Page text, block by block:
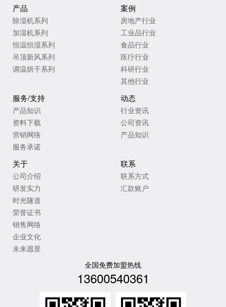
产品
除湿机系列
加湿机系列
恒温恒湿系列
吊顶新风系列
调温烘干系列
案例
房地产行业
工业品行业
食品行业
医疗行业
科研行业
其他行业
服务/支持
产品知识
资料下载
营销网络
服务承诺
动态
行业资讯
公司资讯
产品知识
关于
公司介绍
研发实力
时光隧道
荣誉证书
销售网络
企业文化
未来愿景
联系
联系方式
汇款账户
全国免费加盟热线
13600540361